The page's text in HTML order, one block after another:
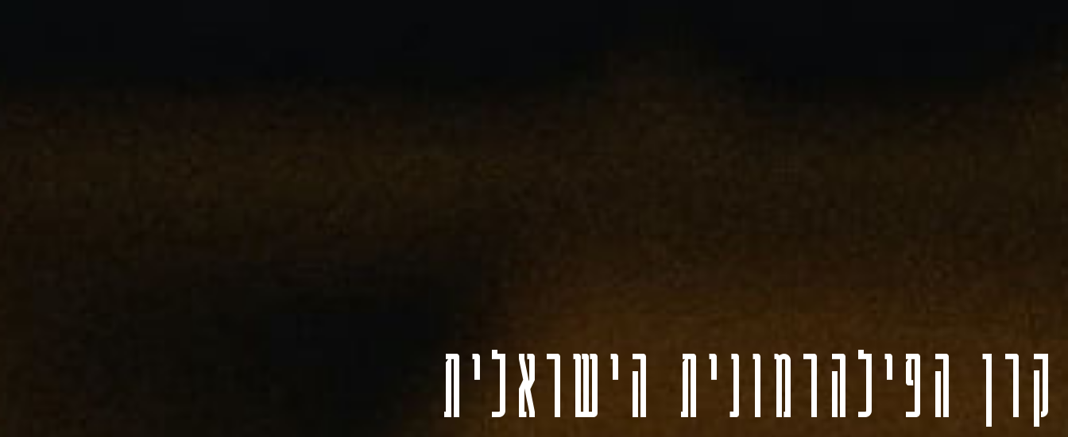
קרן הפילהרמונית הישראלית